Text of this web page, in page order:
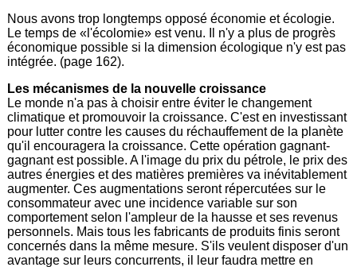
Nous avons trop longtemps opposé économie et écologie.
Le temps de «l'écolomie» est venu. Il n'y a plus de progrès
économique possible si la dimension écologique n'y est pas
intégrée. (page 162).
Les mécanismes de la nouvelle croissance
Le monde n'a pas à choisir entre éviter le changement
climatique et promouvoir la croissance. C'est en investissant
pour lutter contre les causes du réchauffement de la planète
qu'il encouragera la croissance. Cette opération gagnant-
gagnant est possible. A l'image du prix du pétrole, le prix des
autres énergies et des matières premières va inévitablement
augmenter. Ces augmentations seront répercutées sur le
consommateur avec une incidence variable sur son
comportement selon l'ampleur de la hausse et ses revenus
personnels. Mais tous les fabricants de produits finis seront
concernés dans la même mesure. S'ils veulent disposer d'un
avantage sur leurs concurrents, il leur faudra mettre en